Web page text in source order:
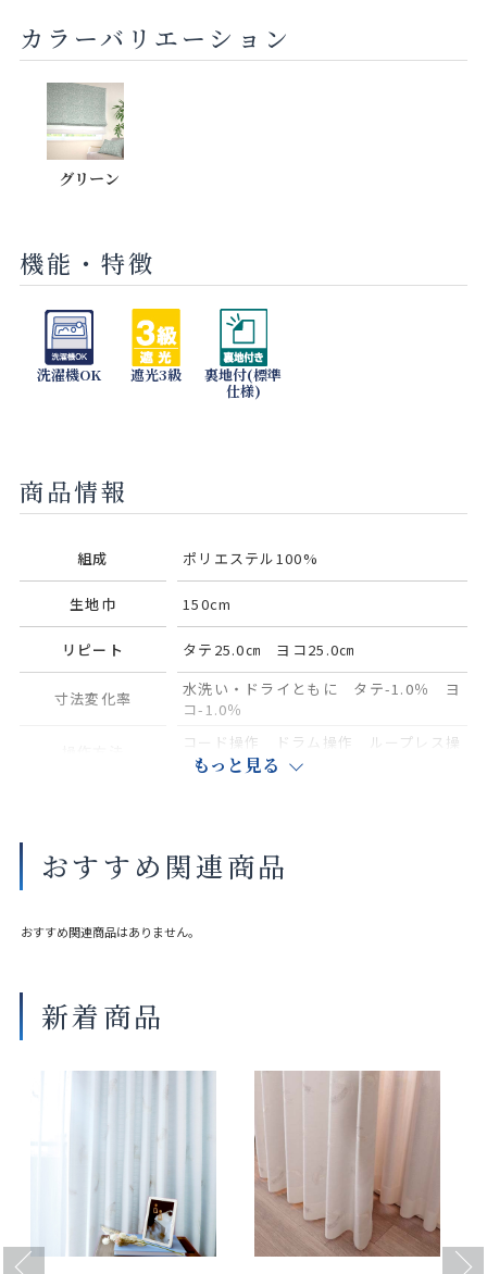
カラーバリエーション
グリーン
機能・特徴
洗濯機OK 遮光3級 裏地付(標準
仕様)
商品情報
組成 ポリエステル100%
生地巾 150cm
リピート タテ25.0㎝ ヨコ25.0㎝
寸法変化率
水洗い・ドライともに タテ-1.0％ ヨ
コ-1.0％
コード操作 ドラム操作 ループレス操
作
製作幅によっては巾継ぎが入ります。
製品タイプや生地品番によって製作可能な寸法や仕様が異なる場合が
操作性等は店舗にてご確認ください。
がございます。
もっと見る
おすすめ関連商品
おすすめ関連商品はありません。
新着商品
Previous Next